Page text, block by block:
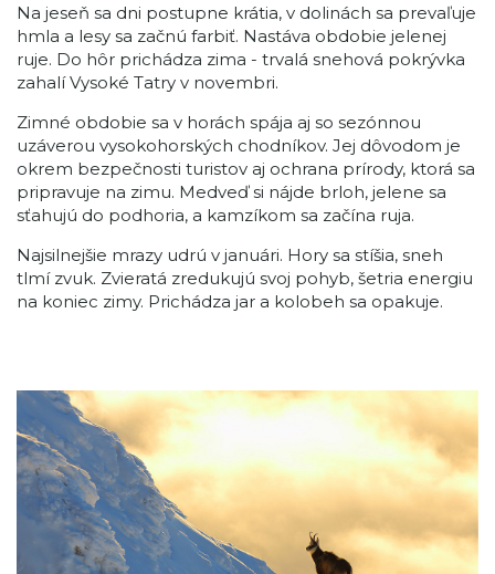
Na jeseň sa dni postupne krátia, v dolinách sa prevaľuje
hmla a lesy sa začnú farbiť. Nastáva obdobie jelenej
ruje. Do hôr prichádza zima - trvalá snehová pokrývka
zahalí Vysoké Tatry v novembri.
Zimné obdobie sa v horách spája aj so sezónnou
uzáverou vysokohorských chodníkov. Jej dôvodom je
okrem bezpečnosti turistov aj ochrana prírody, ktorá sa
pripravuje na zimu. Medveď si nájde brloh, jelene sa
sťahujú do podhoria, a kamzíkom sa začína ruja.
Najsilnejšie mrazy udrú v januári. Hory sa stíšia, sneh
tlmí zvuk. Zvieratá zredukujú svoj pohyb, šetria energiu
na koniec zimy. Prichádza jar a kolobeh sa opakuje.